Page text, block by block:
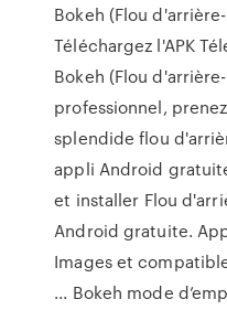
Bokeh (Flou
Téléchargez l'APK
Bokeh (Flou
professionnel,
splendide flou
appli Android
et installer Flou
Android gratuite.
Images et
... Bokeh mode